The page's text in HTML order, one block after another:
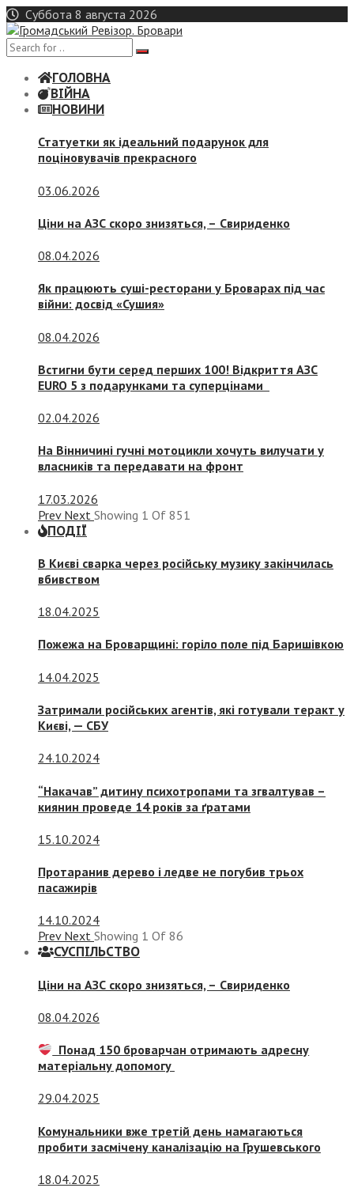
Skip
to
content
Суббота 8 августа 2026
ГОЛОВНА
ВІЙНА
НОВИНИ
Статуетки як ідеальний подарунок для
поціновувачів прекрасного
03.06.2026
Ціни на АЗС скоро знизяться, – Свириденко
08.04.2026
Як працюють суші-ресторани у Броварах під час
війни: досвід «Сушия»
08.04.2026
Встигни бути серед перших 100! Відкриття АЗС
EURO 5 з подарунками та суперцінами
02.04.2026
На Вінничині гучні мотоцикли хочуть вилучати у
власників та передавати на фронт
17.03.2026
Prev Next Showing 1 Of 851
ПОДІЇ
В Києві сварка через російську музику закінчилась
вбивством
18.04.2025
Пожежа на Броварщині: горіло поле під Баришівкою
14.04.2025
Затримали російських агентів, які готували теракт у
Києві, — СБУ
24.10.2024
“Накачав” дитину психотропами та згвалтував –
киянин проведе 14 років за ґратами
15.10.2024
Протаранив дерево і ледве не погубив трьох
пасажирів
14.10.2024
Prev Next Showing 1 Of 86
СУСПIЛЬСТВО
Ціни на АЗС скоро знизяться, – Свириденко
08.04.2026
Понад 150 броварчан отримають адресну
матеріальну допомогу
29.04.2025
Комунальники вже третій день намагаються
пробити засмічену каналізацію на Грушевського
18.04.2025